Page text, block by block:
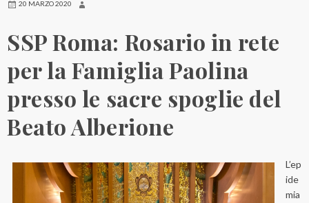
20 MARZO 2020
SSP Roma: Rosario in rete
per la Famiglia Paolina
presso le sacre spoglie del
Beato Alberione
L’ep
ide
mia